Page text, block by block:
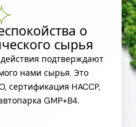
о
сырья
подтверждают
нами сырья. Это
сертификация HACCP,
GMP+B4.